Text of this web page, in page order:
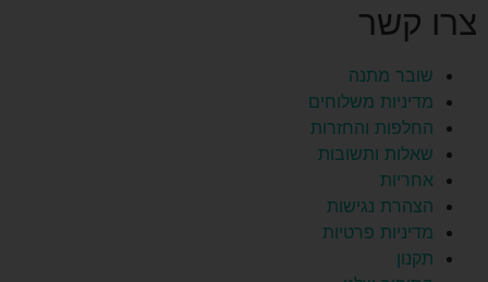
צרו קשר
שובר מתנה
מדיניות משלוחים
החלפות והחזרות
שאלות ותשובות
אחריות
הצהרת נגישות
מדיניות פרטיות
תקנון